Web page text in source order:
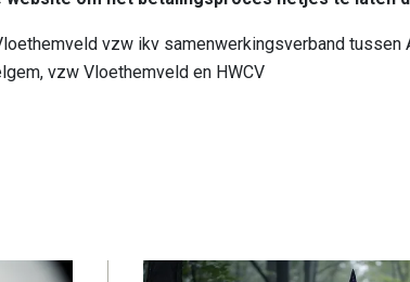
vzw ikv samenwerkingsverband tussen
vzw Vloethemveld en HWCV